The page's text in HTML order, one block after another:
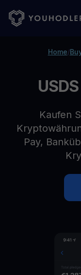
Home/
Kaufen
Pay,